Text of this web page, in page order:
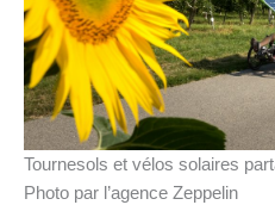
Tournesols et vélos solaires
Photo par l’agence Zeppelin